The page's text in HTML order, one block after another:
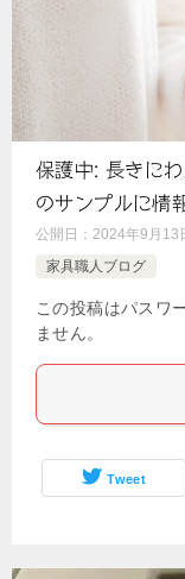
保護中: 長きに
のサンプルに情
公開日： 2024年9月13
家具職人ブログ
この投稿はパスワ
ません。
Tweet